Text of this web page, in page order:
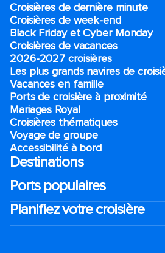
Croisières de dernière minute
Croisières de week-end
Black Friday et Cyber Monday
Croisières de vacances
2026-2027 croisières
Les plus grands navires de
Vacances en famille
Ports de croisière à proximité
Mariages Royal
Croisières thématiques
Voyage de groupe​
Accessibilité à bord​
Destinations
Ports populaires
Planifiez votre croisière